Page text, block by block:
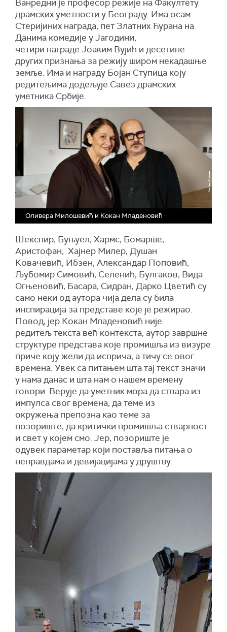
Ванредни је професор режије на Факултету
драмских уметности у Београду. Има осам
Стеријиних награда, пет Златних Ћурана на
Данима комедије у Јагодини,
четири награде Јоаким Вујић и десетине
других признања за режију широм некадашње
земље. Има и награду Бојан Ступица коју
редитељима додељује Савез драмских
уметника Србије.
Оливера Милошевић и Кокан Младеновић
Шекспир, Буњуел, Хармс, Бомарше,
Аристофан, Хајнер Милер, Душан
Ковачевић, Ибзен, Александар Поповић,
Љубомир Симовић, Селенић, Булгаков, Вида
Огњеновић, Басара, Сидран, Дарко Цветић су
само неки од аутора чија дела су била
инспирација за представе које је режирао.
Повод, јер Кокан Младеновић није
редитељ текста већ контекста, аутор завршне
структуре представа које промишља из визуре
приче коју жели да исприча, а тичу се овог
времена. Увек са питањем шта тај текст значи
у нама данас и шта нам о нашем времену
говори. Верује да уметник мора да ствара из
импулса свог времена, да теме из
окружења препозна као теме за
позориште, да критички промишља стварност
и свет у којем смо. Јер, позориште је
одувек параметар који поставља питања о
неправдама и девијацијама у друштву.